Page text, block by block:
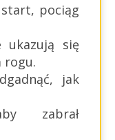
pociąg
ukazują się
rogu.
jak
zabrał